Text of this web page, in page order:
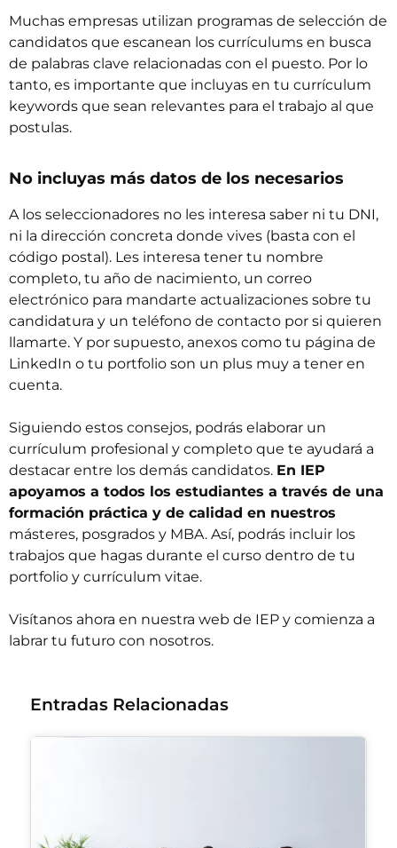
Muchas empresas utilizan programas de selección de
candidatos que escanean los currículums en busca
de palabras clave relacionadas con el puesto. Por lo
tanto, es importante que incluyas en tu currículum
keywords que sean relevantes para el trabajo al que
postulas.
No incluyas más datos de los necesarios
A los seleccionadores no les interesa saber ni tu DNI,
ni la dirección concreta donde vives (basta con el
código postal). Les interesa tener tu nombre
completo, tu año de nacimiento, un correo
electrónico para mandarte actualizaciones sobre tu
candidatura y un teléfono de contacto por si quieren
llamarte. Y por supuesto, anexos como tu página de
LinkedIn o tu portfolio son un plus muy a tener en
cuenta.
Siguiendo estos consejos, podrás elaborar un
currículum profesional y completo que te ayudará a
destacar entre los demás candidatos. En IEP
apoyamos a todos los estudiantes a través de una
formación práctica y de calidad en nuestros
másteres, posgrados y MBA. Así, podrás incluir los
trabajos que hagas durante el curso dentro de tu
portfolio y currículum vitae.
Visítanos ahora en nuestra web de IEP y comienza a
labrar tu futuro con nosotros.
Entradas Relacionadas